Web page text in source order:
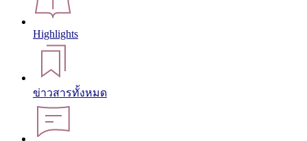
Highlights
ข่าวสารทั้งหมด